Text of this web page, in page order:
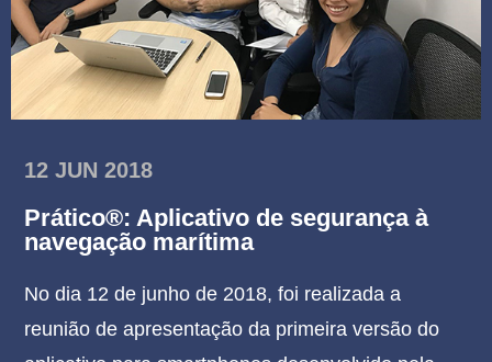
12 JUN 2018
Prático®: Aplicativo de segurança à
navegação marítima
No dia 12 de junho de 2018, foi realizada a
reunião de apresentação da primeira versão do